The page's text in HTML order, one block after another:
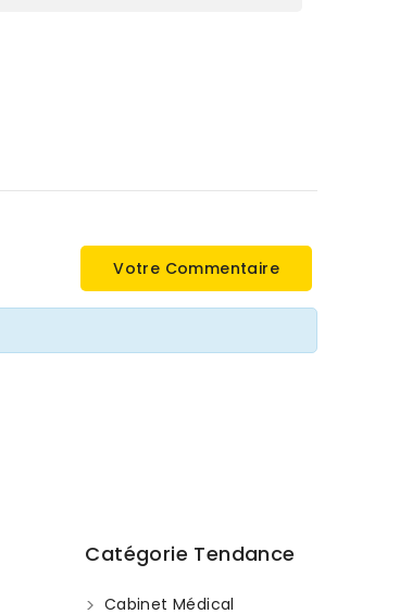
Votre Commentaire
Catégorie Tendance
Cabinet Médical